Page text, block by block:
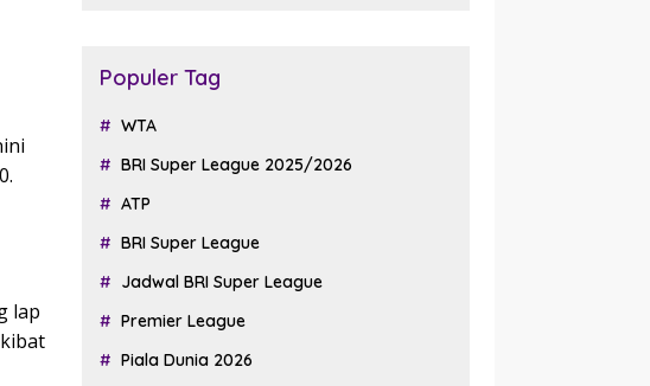
lap
Populer Tag
WTA
BRI Super League 2025/2026
ATP
BRI Super League
Jadwal BRI Super League
Premier League
Piala Dunia 2026